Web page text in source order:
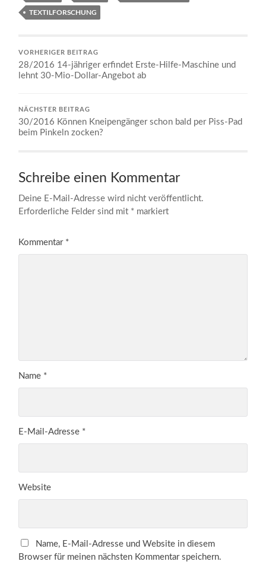
TEXTILFORSCHUNG
VORHERIGER BEITRAG
28/2016 14-jähriger erfindet Erste-Hilfe-Maschine und
lehnt 30-Mio-Dollar-Angebot ab
NÄCHSTER BEITRAG
30/2016 Können Kneipengänger schon bald per Piss-Pad
beim Pinkeln zocken?
Schreibe einen Kommentar
Deine E-Mail-Adresse wird nicht veröffentlicht.
Erforderliche Felder sind mit * markiert
Kommentar *
Name *
E-Mail-Adresse *
Website
Name, E-Mail-Adresse und Website in diesem
Browser für meinen nächsten Kommentar speichern.